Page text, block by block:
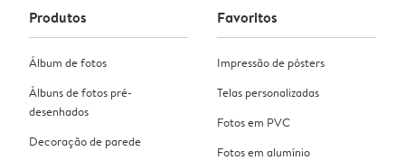
Produtos
Álbum de fotos
Álbuns de fotos pré-
desenhados
Decoração de parede
Favoritos
Impressão de pósters
Telas personalizadas
Fotos em PVC
Fotos em alumínio